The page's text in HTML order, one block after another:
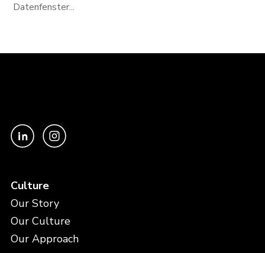
Datenfenster...
Culture
Our Story
Our Culture
Our Approach